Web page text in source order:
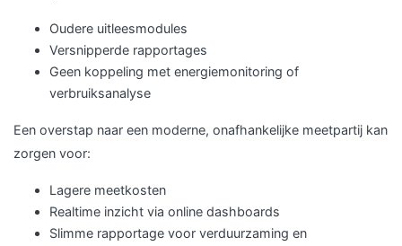
Oudere uitleesmodules
Versnipperde rapportages
Geen koppeling met energiemonitoring of
verbruiksanalyse
Een overstap naar een moderne, onafhankelijke meetpartij kan
zorgen voor:
Lagere meetkosten
Realtime inzicht via online dashboards
Slimme rapportage voor verduurzaming en